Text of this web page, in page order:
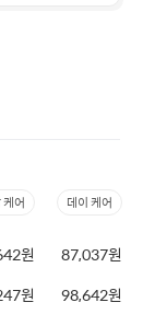
어
원
원
데이 케어
87,037원
98,642원